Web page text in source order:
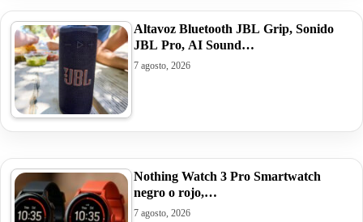
Altavoz Bluetooth JBL Grip, Sonido
JBL Pro, AI Sound…
7 agosto, 2026
Nothing Watch 3 Pro Smartwatch
negro o rojo,…
7 agosto, 2026